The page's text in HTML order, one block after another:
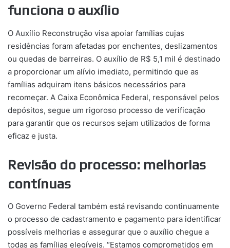
funciona o auxílio
O Auxílio Reconstrução visa apoiar famílias cujas
residências foram afetadas por enchentes, deslizamentos
ou quedas de barreiras. O auxílio de R$ 5,1 mil é destinado
a proporcionar um alívio imediato, permitindo que as
famílias adquiram itens básicos necessários para
recomeçar. A Caixa Econômica Federal, responsável pelos
depósitos, segue um rigoroso processo de verificação
para garantir que os recursos sejam utilizados de forma
eficaz e justa.
Revisão do processo: melhorias
contínuas
O Governo Federal também está revisando continuamente
o processo de cadastramento e pagamento para identificar
possíveis melhorias e assegurar que o auxílio chegue a
todas as famílias elegíveis. “Estamos comprometidos em